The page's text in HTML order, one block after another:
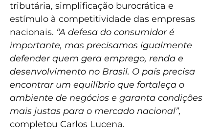
tributária, simplificação burocrática e
estímulo à competitividade das empresas
nacionais. “A defesa do consumidor é
importante, mas precisamos igualmente
defender quem gera emprego, renda e
desenvolvimento no Brasil. O país precisa
encontrar um equilíbrio que fortaleça o
ambiente de negócios e garanta condições
mais justas para o mercado nacional”,
completou Carlos Lucena.